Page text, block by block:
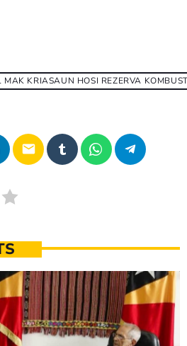
MAK KRIASAUN HOSI REZERVA
email